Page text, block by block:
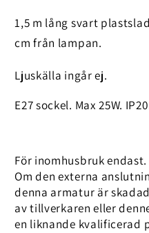
1,5 m lång svart
cm från lampan.
Ljuskälla ingår ej.
E27 sockel. Max 25W.
För inomhusbruk endast.
Om den externa
denna armatur är
av tillverkaren eller
en liknande kvalificerad